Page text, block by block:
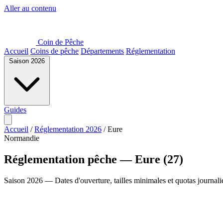
Aller au contenu
Coin de Pêche
Accueil Coins de pêche Départements Réglementation
Saison 2026
Guides
Accueil / Réglementation 2026 / Eure
Normandie
Réglementation pêche — Eure (27)
Saison 2026 — Dates d'ouverture, tailles minimales et quotas